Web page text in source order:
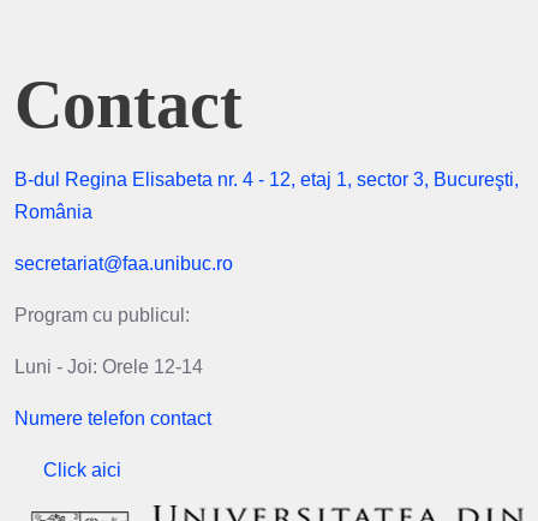
Contact
B-dul Regina Elisabeta nr. 4 - 12, etaj 1, sector 3, Bucureşti,
România
secretariat@faa.unibuc.ro
Program cu publicul:
Luni - Joi: Orele 12-14
Numere telefon contact
Click aici